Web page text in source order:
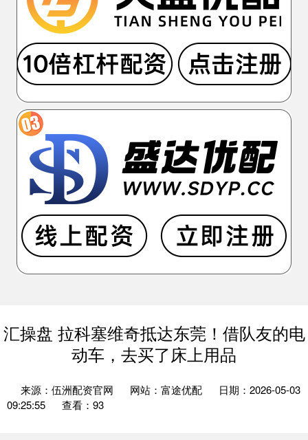
汇操盘 拉科塞维奇抵达东莞！借队友的电
动车，去买了床上用品
来源：伍洲配资官网 网站：富途优配
日期：2026-05-03
09:25:55
查看：93